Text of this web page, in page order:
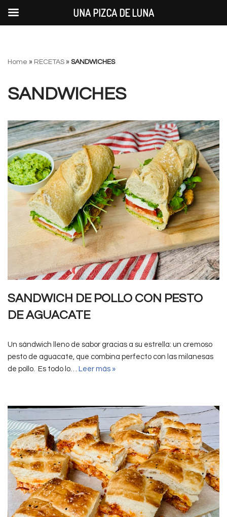
al
Home » RECETAS » SANDWICHES
SANDWICHES
SANDWICH DE POLLO CON PESTO
DE AGUACATE
Un sándwich lleno de sabor gracias a su estrella: un cremoso
pesto de aguacate, que combina perfecto con las milanesas
de pollo. Es todo lo… Leer más »
UNA PIZCA DE LUNA